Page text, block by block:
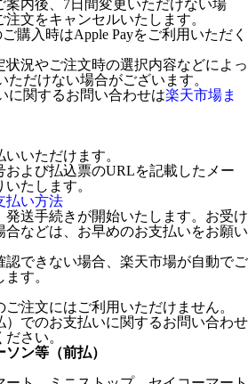
案内後、7日間変更いただけない場
文をキャンセルいたします。
購入時はApple Payをご利用いただく
状況やご注文時の選択内容などによっ
ただけない場合がございます。
に関するお問い合わせは楽天市場ま
いただけます。
および払込票のURLを記載したメー
たします。
払い方法
発送手続きが開始いたします。お受け
などは、お早めのお支払いをお願い
認できない場合、楽天市場が自動でご
す。
注文にはご利用いただけません。
でのお支払いに関するお問い合わせ
ださい。
ン等（前払）